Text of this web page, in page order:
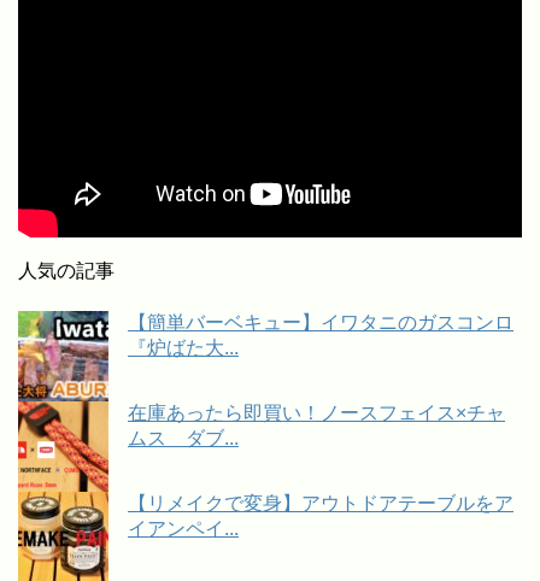
人気の記事
【簡単バーベキュー】イワタニのガスコンロ
『炉ばた大...
在庫あったら即買い！ノースフェイス×チャ
ムス ダブ...
【リメイクで変身】アウトドアテーブルをア
イアンペイ...